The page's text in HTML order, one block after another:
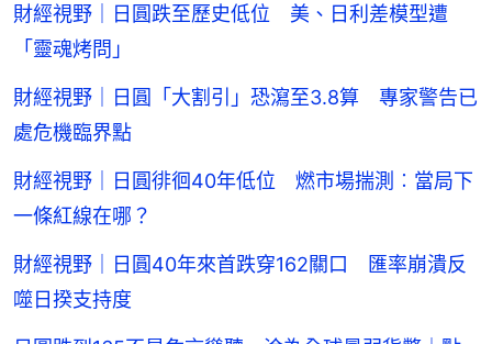
財經視野｜日圓跌至歷史低位 美、日利差模型遭
「靈魂烤問」
財經視野｜日圓「大割引」恐瀉至3.8算 專家警告已
處危機臨界點
財經視野｜日圓徘徊40年低位 燃市場揣測︰當局下
一條紅線在哪？
財經視野｜日圓40年來首跌穿162關口 匯率崩潰反
噬日揆支持度